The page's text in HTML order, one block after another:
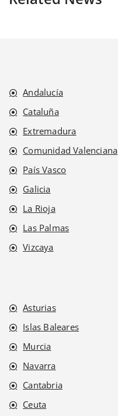
Andalucía
Cataluña
Extremadura
Comunidad Valenciana
País Vasco
Galicia
La Rioja
Las Palmas
Vizcaya
Asturias
Islas Baleares
Murcia
Navarra
Cantabria
Ceuta